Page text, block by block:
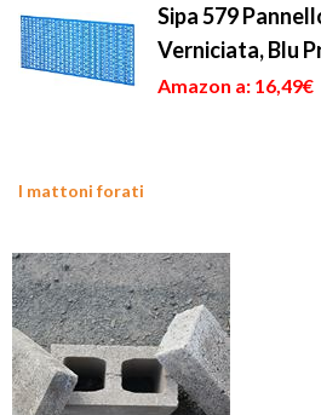
Sipa 579
Verniciata, Blu
Amazon a: 16,49€
I mattoni forati